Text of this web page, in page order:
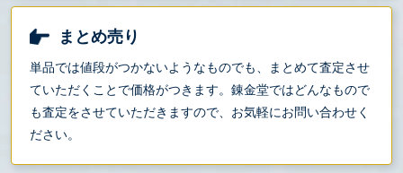
まとめ売り
単品では値段がつかないようなものでも、まとめて査定させ
ていただくことで価格がつきます。錬金堂ではどんなもので
も査定をさせていただきますので、お気軽にお問い合わせく
ださい。